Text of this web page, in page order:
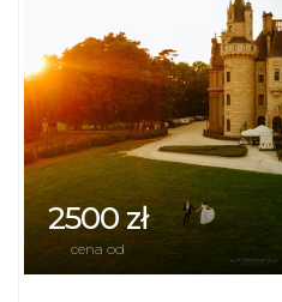
2500 zł
cena od